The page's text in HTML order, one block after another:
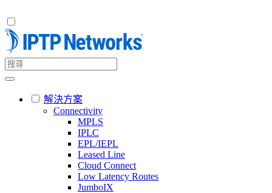
解決方案
Connectivity
MPLS
IPLC
EPL/IEPL
Leased Line
Cloud Connect
Low Latency Routes
JumboIX